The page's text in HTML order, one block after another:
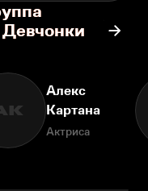
Алекс
Картана
Актриса